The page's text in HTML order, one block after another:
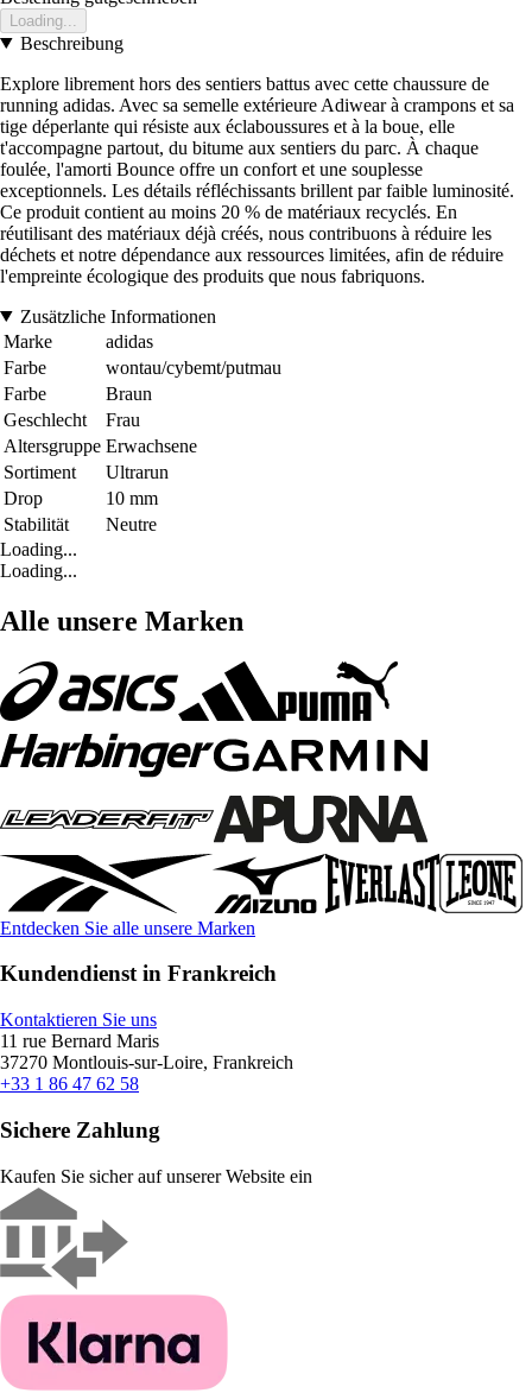
Loading...
Beschreibung
Explore librement hors des sentiers battus avec cette chaussure de
running adidas. Avec sa semelle extérieure Adiwear à crampons et sa
tige déperlante qui résiste aux éclaboussures et à la boue, elle
t'accompagne partout, du bitume aux sentiers du parc. À chaque
foulée, l'amorti Bounce offre un confort et une souplesse
exceptionnels. Les détails réfléchissants brillent par faible luminosité.
Ce produit contient au moins 20 % de matériaux recyclés. En
réutilisant des matériaux déjà créés, nous contribuons à réduire les
déchets et notre dépendance aux ressources limitées, afin de réduire
l'empreinte écologique des produits que nous fabriquons.
Zusätzliche Informationen
Marke
adidas
Farbe
wontau/cybemt/putmau
Farbe
Braun
Geschlecht
Frau
Altersgruppe Erwachsene
Sortiment
Ultrarun
Drop
10 mm
Stabilität
Neutre
Loading...
Loading...
Alle unsere Marken
Entdecken Sie alle unsere Marken
Kundendienst in Frankreich
Kontaktieren Sie uns
11 rue Bernard Maris
37270 Montlouis-sur-Loire, Frankreich
+33 1 86 47 62 58
Sichere Zahlung
Kaufen Sie sicher auf unserer Website ein